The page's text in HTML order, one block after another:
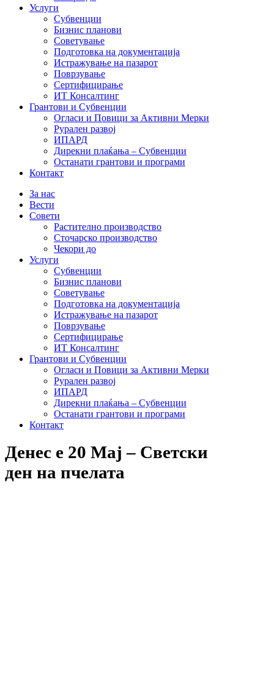
Услуги
Субвенции
Бизнис планови
Советување
Подготовка на документација
Истражување на пазарот
Поврзување
Сертифицирање
ИТ Консалтинг
Грантови и Субвенции
Огласи и Повици за Активни Мерки
Рурален развој
ИПАРД
Дирекни плаќања – Субвенции
Останати грантови и програми
Контакт
За нас
Вести
Совети
Растително производство
Сточарско производство
Чекори до
Услуги
Субвенции
Бизнис планови
Советување
Подготовка на документација
Истражување на пазарот
Поврзување
Сертифицирање
ИТ Консалтинг
Грантови и Субвенции
Огласи и Повици за Активни Мерки
Рурален развој
ИПАРД
Дирекни плаќања – Субвенции
Останати грантови и програми
Контакт
Денес е 20 Мај – Светски
ден на пчелата